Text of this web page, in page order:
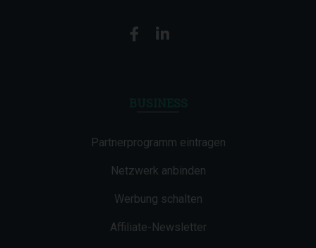
Partnerprogramm eintragen
Netzwerk anbinden
Werbung schalten
Affiliate-Newsletter